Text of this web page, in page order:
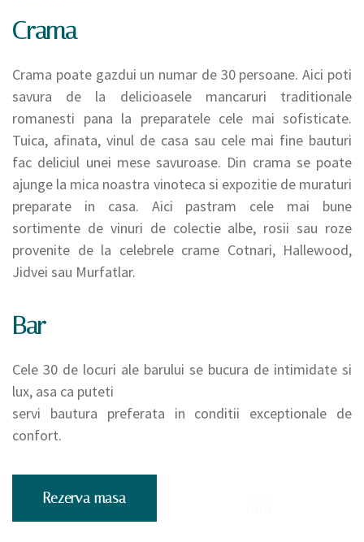
Crama
Crama poate gazdui un numar de 30 persoane. Aici poti
savura de la delicioasele mancaruri traditionale
romanesti pana la preparatele cele mai sofisticate.
Tuica, afinata, vinul de casa sau cele mai fine bauturi
fac deliciul unei mese savuroase. Din crama se poate
ajunge la mica noastra vinoteca si expozitie de muraturi
preparate in casa. Aici pastram cele mai bune
sortimente de vinuri de colectie albe, rosii sau roze
provenite de la celebrele crame Cotnari, Hallewood,
Jidvei sau Murfatlar.
Bar
Cele 30 de locuri ale barului se bucura de intimidate si
lux, asa ca puteti
servi bautura preferata in conditii exceptionale de
confort.
Rezerva masa